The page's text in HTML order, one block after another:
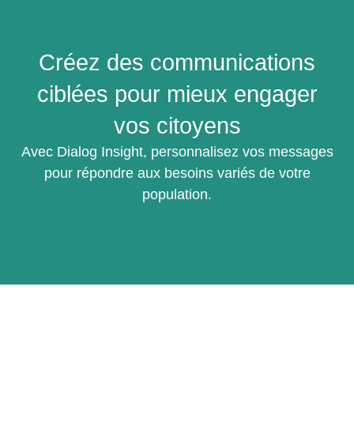
Créez des communications
ciblées pour mieux engager
vos citoyens
Avec Dialog Insight, personnalisez vos messages
pour répondre aux besoins variés de votre
population.